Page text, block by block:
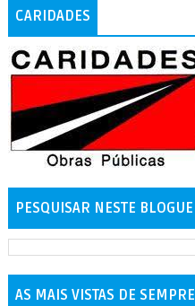
CARIDADES
PESQUISAR NESTE BLOGUE
AS MAIS VISTAS DE SEMPRE